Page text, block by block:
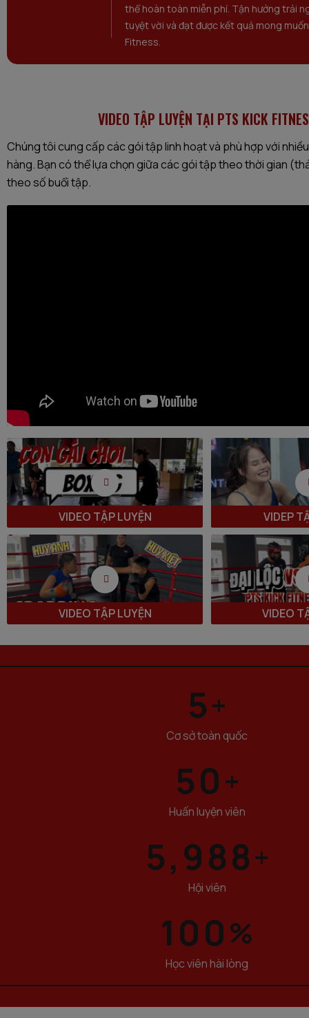
thể hoàn toàn miễn phí. Tận hưởng trải
tuyệt vời và đạt được kết quả mong
Fitness.
VIDEO TẬP LUYỆN TẠI PTS KICK
Chúng tôi cung cấp các gói tập linh hoạt và phù hợp với
hàng. Bạn có thể lựa chọn giữa các gói tập theo thời gian
theo số buổi tập.
VIDEO TẬP LUYỆN VIDEP
VIDEO TẬP LUYỆN VIDEO
5+
Cơ sở toàn quốc
50+
Huấn luyện viên
5,988+
Hội viên
100%
Học viên hài lòng